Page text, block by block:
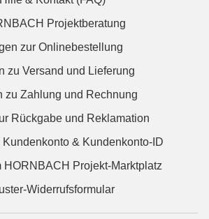
Projektberatung
zur Onlinebestellung
zu Versand und Lieferung
zu Zahlung und Rechnung
Rückgabe und Reklamation
Kundenkonto & Kundenkonto-ID
HORNBACH Projekt-Marktplatz
Widerrufsformular